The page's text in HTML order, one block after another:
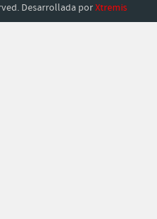
Desarrollada porXtremis